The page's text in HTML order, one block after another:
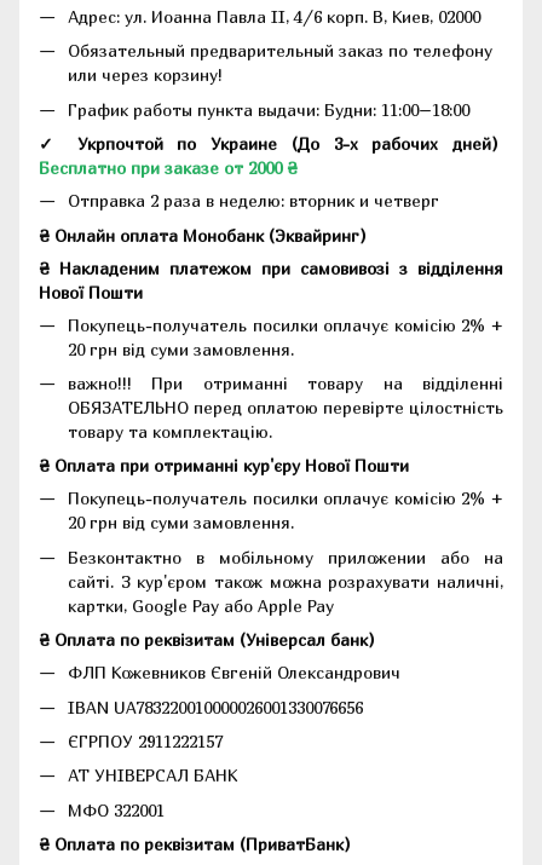
Адрес: ул. Иоанна Павла II, 4/6 корп. В, Киев, 02000
Обязательный предварительный заказ по телефону
или через корзину!
График работы пункта выдачи: Будни: 11:00–18:00
✓ Укрпочтой по Украине (До 3-х рабочих дней)
Бесплатно при заказе от 2000 ₴
Отправка 2 раза в неделю: вторник и четверг
₴ Онлайн оплата Монобанк (Эквайринг)
₴ Накладеним платежом при самовивозі з відділення
Нової Пошти
Покупець-получатель посилки оплачує комісію 2% +
20 грн від суми замовлення.
важно!!! При отриманні товару на відділенні
ОБЯЗАТЕЛЬНО перед оплатою перевірте цілостність
товару та комплектацію.
₴ Оплата при отриманні кур'єру Нової Пошти
Покупець-получатель посилки оплачує комісію 2% +
20 грн від суми замовлення.
Безконтактно в мобільному приложении або на
сайті. З кур'єром також можна розрахувати наличні,
картки, Google Pay або Apple Pay
₴ Оплата по реквізитам (Універсал банк)
ФЛП Кожевников Євгеній Олександрович
IBAN UA783220010000026001330076656
ЄГРПОУ 2911222157
АТ УНІВЕРСАЛ БАНК
МФО 322001
₴ Оплата по реквізитам (ПриватБанк)